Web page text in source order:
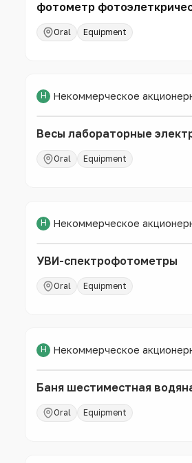
фотометр
Oral Equipment
Н
Весы лабораторные
Oral Equipment
Н
УВИ-спектрофотометры
Oral Equipment
Н
Баня шестиместная
Oral Equipment